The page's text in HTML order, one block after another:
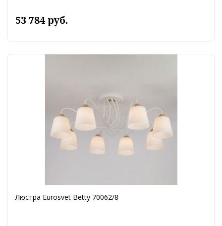
53 784 руб.
Люстра Eurosvet Betty 70062/8